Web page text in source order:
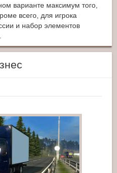
варианте максимум того,
всего, для игрока
и набор элементов